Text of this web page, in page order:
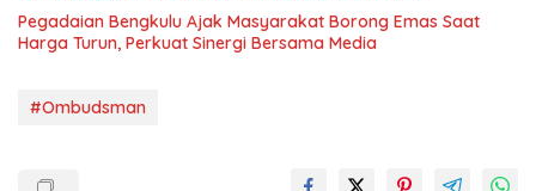
Pegadaian Bengkulu Ajak Masyarakat Borong Emas Saat
Harga Turun, Perkuat Sinergi Bersama Media
#Ombudsman